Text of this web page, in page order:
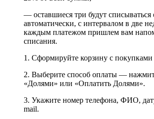
— оставшиеся три будут
автоматически, с интервалом в две
каждым платежом пришлем вам
списания.
1. Сформируйте корзину с покупками
2. Выберите способ оплаты —
«Долями» или «Оплатить Долями».
3. Укажите номер телефона, ФИО,
mail.